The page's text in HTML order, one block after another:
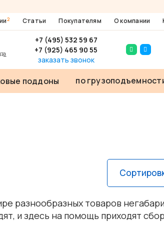
2 Статьи Покупателям О компании
+7 (495) 532 59 67
+7 (925) 465 90 55
заказать звонок
поддоны по
разнообразных товаров
и здесь на помощь приходят